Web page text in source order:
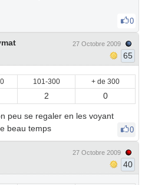
0
27 Octobre 2009
65
101-300 + de 300
2 0
peu se regaler en les voyant
beau temps
0
27 Octobre 2009
40